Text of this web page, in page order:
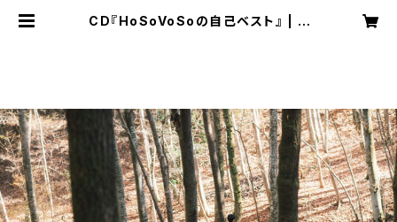
CD『HoSoVoSoの自己ベスト』 | H